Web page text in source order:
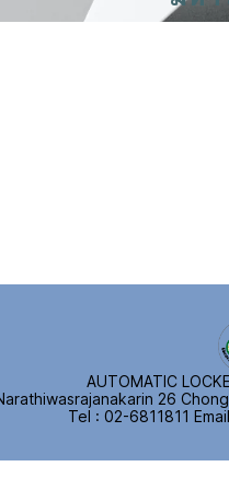
AUTOMATIC
26
Tel : 02-6811811 E